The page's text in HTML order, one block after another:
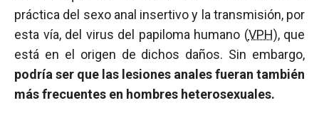
práctica del sexo anal insertivo y la transmisión, por
esta vía, del virus del papiloma humano (VPH), que
está en el origen de dichos daños. Sin embargo,
podría ser que las lesiones anales fueran también
más frecuentes en hombres heterosexuales.